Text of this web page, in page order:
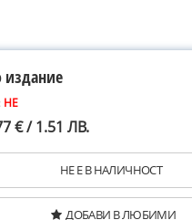
издание
НЕ
€ / 1.51 ЛВ.
НЕ Е В НАЛИЧНОСТ
ДОБАВИ В ЛЮБИМИ